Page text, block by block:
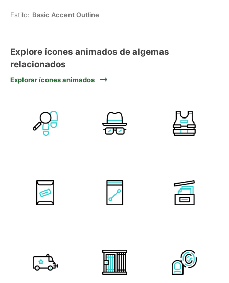
Estilo: Basic Accent Outline
Explore ícones animados de algemas
relacionados
Explorar ícones animados